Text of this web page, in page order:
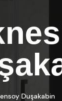
Duşakabin